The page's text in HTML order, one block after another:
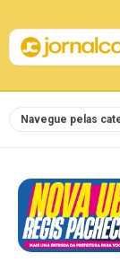
Navegue pelas